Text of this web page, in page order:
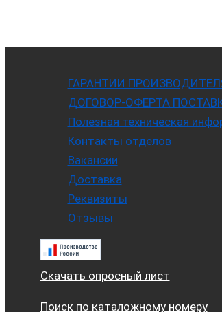
ГАРАНТИИ
ДОГОВОР-ОФЕРТА
Полезная техническая
Контакты отделов
Вакансии
Доставка
Реквизиты
Отзывы
Скачать опросный лист
Поиск по каталожному номеру